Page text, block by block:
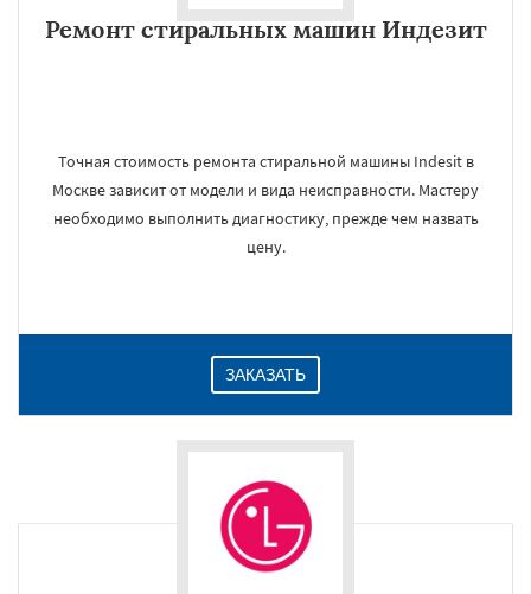
Ремонт стиральных машин Индезит
Точная стоимость ремонта стиральной машины Indesit в
Москве зависит от модели и вида неисправности. Мастеру
необходимо выполнить диагностику, прежде чем назвать
цену.
ЗАКАЗАТЬ